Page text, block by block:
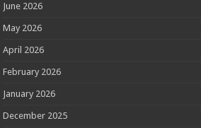
June 2026
May 2026
April 2026
February 2026
January 2026
December 2025